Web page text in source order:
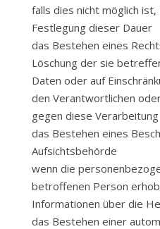
falls dies nicht möglich
Festlegung dieser Dauer
das Bestehen eines
Löschung der sie
Daten oder auf
den Verantwortlichen
gegen diese Verarbeitung
das Bestehen eines
Aufsichtsbehörde
wenn die
betroffenen Person
Informationen über die
das Bestehen einer